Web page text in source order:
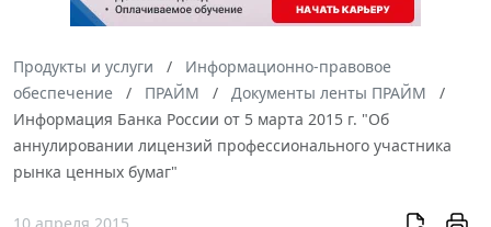
Продукты и услуги
Информационно-правовое
обеспечение
ПРАЙМ
Документы ленты ПРАЙМ
Информация Банка России от 5 марта 2015 г. "Об
аннулировании лицензий профессионального участника
рынка ценных бумаг"